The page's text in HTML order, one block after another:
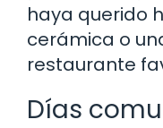
haya querido
cerámica o
restaurante
Días